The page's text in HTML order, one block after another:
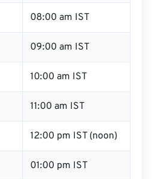
08:00 am IST
09:00 am IST
10:00 am IST
11:00 am IST
12:00 pm IST (noon)
01:00 pm IST